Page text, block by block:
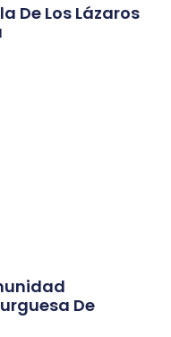
De Los Lázaros
De